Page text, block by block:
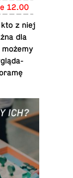
12.00
z niej
dla
możemy